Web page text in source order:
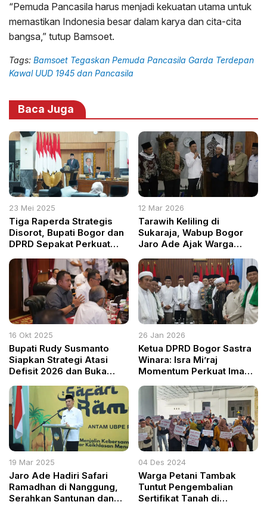
“Pemuda Pancasila harus menjadi kekuatan utama untuk
memastikan Indonesia besar dalam karya dan cita-cita
bangsa,” tutup Bamsoet.
Tags: Bamsoet Tegaskan Pemuda Pancasila Garda Terdepan
Kawal UUD 1945 dan Pancasila
Baca Juga
23 Mei 2025
Tiga Raperda Strategis
Disorot, Bupati Bogor dan
DPRD Sepakat Perkuat
12 Mar 2026
Tarawih Keliling di
Sukaraja, Wabup Bogor
Jaro Ade Ajak Warga
Perkuat Kebersamaan
16 Okt 2025
Bupati Rudy Susmanto
Siapkan Strategi Atasi
Defisit 2026 dan Buka
Baru
26 Jan 2026
Ketua DPRD Bogor Sastra
Winara: Isra Mi’raj
Momentum Perkuat Iman
Pemerintah–Masyarakat
19 Mar 2025
Jaro Ade Hadiri Safari
Ramadhan di Nanggung,
Serahkan Santunan dan
04 Des 2024
Warga Petani Tambak
Tuntut Pengembalian
Sertifikat Tanah di